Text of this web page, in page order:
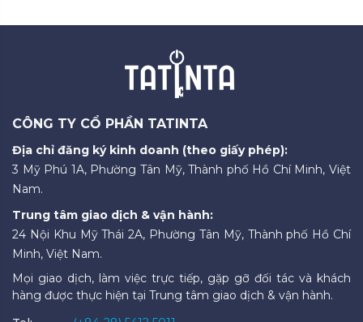
CÔNG TY CỔ PHẦN TATINTA
Địa chỉ đăng ký kinh doanh (theo giấy phép):
3 Mỹ Phú 1A, Phường Tân Mỹ, Thành phố Hồ Chí Minh, Việt
Nam.
Trung tâm giao dịch & vận hành:
24 Nội Khu Mỹ Thái 2A, Phường Tân Mỹ, Thành phố Hồ Chí
Minh, Việt Nam.
Mọi giao dịch, làm việc trực tiếp, gặp gỡ đối tác và khách
hàng được thực hiện tại Trung tâm giao dịch & vận hành.